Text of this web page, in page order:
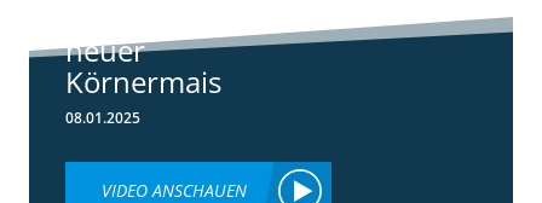
neuer
Körnermais
08.01.2025
VIDEO ANSCHAUEN